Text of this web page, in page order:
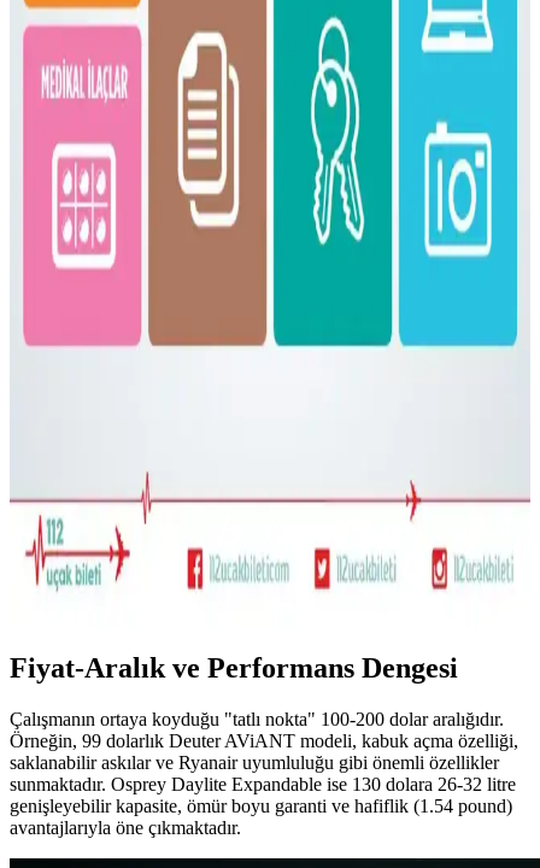
Fjällräven Kånken 16L sırt çantasıyla 15 günlük yaz seyahati için
hafif ve düzenli paketleme yöntemleri, ergonomik özellikler ve
seyahat deneyimleri detaylandırılıyor.
Gossamer Gear Vagabond Jet: Hafif ve Fonksiyonel
OneBag Seyahat Çantası İncelemesi
Gossamer Gear Vagabond Jet, hafifliği ve koruyucu laptop
bölmesiyle 3-7 günlük seyahatler için ideal. Şehir içi ve doğa
yürüyüşlerinde pratik kullanım sunar, ancak yağmurda ek önlem
gerekebilir.
22.5L ve Kişisel Eşya ile Seyahat veya Tek 30L Sırt
Çantası Tercihi: Hava Yolu Kısıtlamaları ve Konfor
Seyahatlerde 22.5L sırt çantası ve kişisel eşya kombinasyonu ile tek
28-30L sırt çantası arasındaki avantajlar, hava yolu kısıtlamaları ve
taşıma konforu açısından karşılaştırılıyor.
Fiyat-Aralık ve Performans Dengesi
Çalışmanın ortaya koyduğu "tatlı nokta" 100-200 dolar aralığıdır.
Örneğin, 99 dolarlık Deuter AViANT modeli, kabuk açma özelliği,
saklanabilir askılar ve Ryanair uyumluluğu gibi önemli özellikler
sunmaktadır. Osprey Daylite Expandable ise 130 dolara 26-32 litre
genişleyebilir kapasite, ömür boyu garanti ve hafiflik (1.54 pound)
avantajlarıyla öne çıkmaktadır.